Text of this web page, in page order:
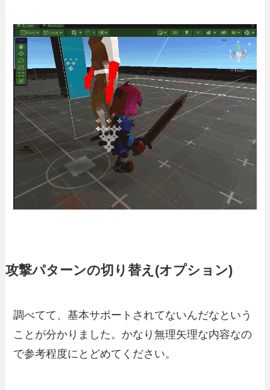
攻撃パターンの切り替え(オプション)
調べてて、基本サポートされてないんだなという
ことが分かりました。かなり無理矢理な内容なの
で参考程度にとどめてください。